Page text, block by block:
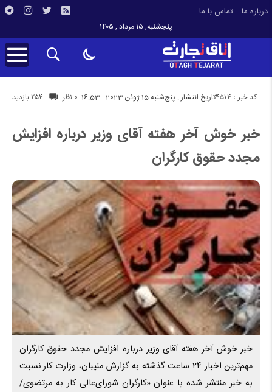
درباره ما تماس با ما
پنجشنبه, ۱۵ مرداد , ۱۴۰۵
تاریخ انتشار : پنج‌شنبه 15 ژوئن 2023 - 16:53 254 بازدید کد خبر : 4514 0 نظر
خبر خوش آخر هفته آقای وزیر درباره افزایش
مجدد حقوق کارگران
خبر خوش آخر هفته آقای وزیر درباره افزایش مجدد حقوق کارگران
مهم‌ترین اخبار ۲۴ ساعت گذشته به گزارش منیبان، وزارت کار نسبت
به خبر منتشر شده با عنوان «کارگران شورای‌عالی کار به مرتضوی/